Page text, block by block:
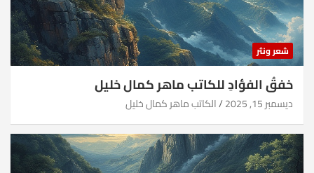
شعر ونثر
خفقُ الفؤادِ للكاتب ماهر كمال خليل
ديسمبر 15, 2025 الكاتب ماهر كمال خليل